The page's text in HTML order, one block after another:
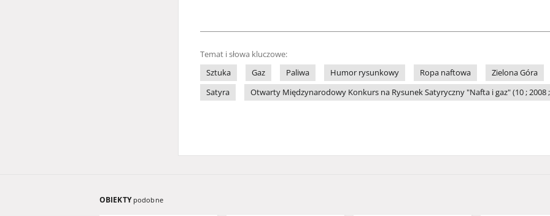
Temat i słowa kluczowe:
Sztuka
Gaz Paliwa Humor rysunkowy Ropa naftowa Zielona Góra
Satyra
Otwarty Międzynarodowy Konkurs na Rysunek Satyryczny "Nafta i gaz" (10 ; 2008
OBIEKTY podobne